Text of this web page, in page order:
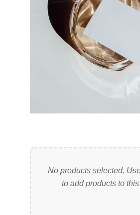
No products selected.
to add products to